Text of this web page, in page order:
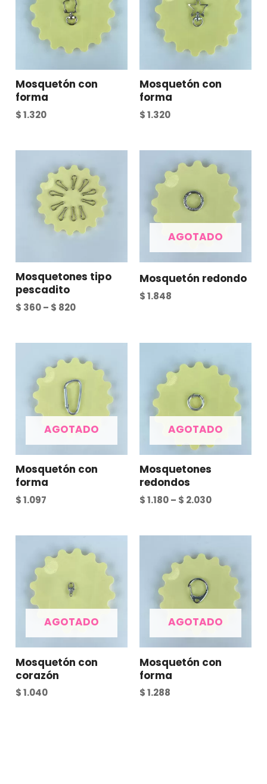
Mosquetón con
forma
$1.320
Mosquetón con
forma
$1.320
Mosquetones tipo
pescadito
$ 360– $ 820
AGOTADO
Mosquetón redondo
$1.848
AGOTADO
Mosquetón con
forma
$1.097
AGOTADO
Mosquetones
redondos
$1.180– $ 2.030
AGOTADO
Mosquetón con
corazón
$1.040
AGOTADO
Mosquetón con
forma
$1.288